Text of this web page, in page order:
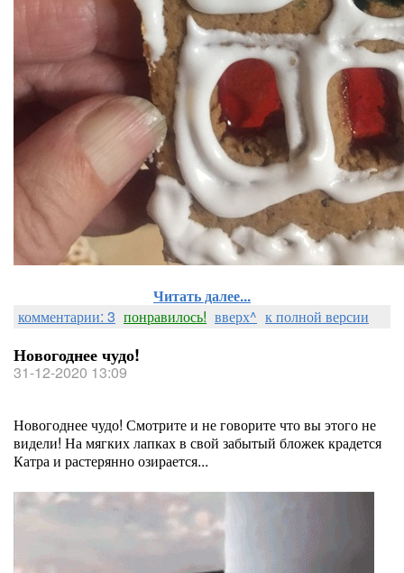
Читать далее...
комментарии: 3 понравилось! вверх^ к полной версии
Новогоднее чудо!
31-12-2020 13:09
Новогоднее чудо! Смотрите и не говорите что вы этого не
видели! На мягких лапках в свой забытый бложек крадется
Катра и растерянно озирается...